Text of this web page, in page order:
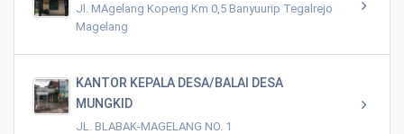
Jl. MAgelang Kopeng Km 0,5 Banyuurip Tegalrejo
Magelang
KANTOR KEPALA DESA/BALAI DESA
MUNGKID
JL. BLABAK-MAGELANG NO. 1